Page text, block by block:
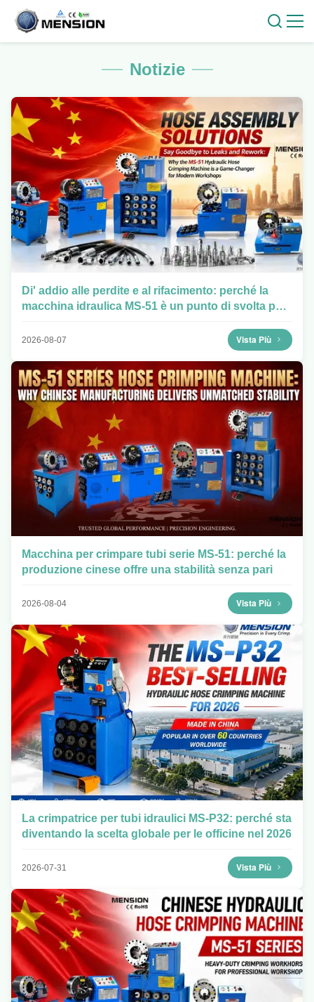
Notizie
Di' addio alle perdite e al rifacimento: perché la
macchina idraulica MS-51 è un punto di svolta per
2026-08-07 Vista Più
Macchina per crimpare tubi serie MS-51: perché la
produzione cinese offre una stabilità senza pari
2026-08-04 Vista Più
La crimpatrice per tubi idraulici MS-P32: perché sta
diventando la scelta globale per le officine nel 2026
2026-07-31 Vista Più